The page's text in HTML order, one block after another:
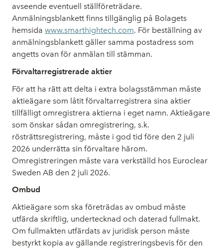
avseende eventuell ställföreträdare.
Anmälningsblankett finns tillgänglig på Bolagets
hemsida www.smarthightech.com. För beställning av
anmälningsblankett gäller samma postadress som
angetts ovan för anmälan till stämman.
Förvaltarregistrerade aktier
För att ha rätt att delta i extra bolagsstämman måste
aktieägare som låtit förvaltarregistrera sina aktier
tillfälligt omregistrera aktierna i eget namn. Aktieägare
som önskar sådan omregistrering, s.k.
rösträttsregistrering, måste i god tid före den 2 juli
2026 underrätta sin förvaltare härom.
Omregistreringen måste vara verkställd hos Euroclear
Sweden AB den 2 juli 2026.
Ombud
Aktieägare som ska företrädas av ombud måste
utfärda skriftlig, undertecknad och daterad fullmakt.
Om fullmakten utfärdats av juridisk person måste
bestyrkt kopia av gällande registreringsbevis för den